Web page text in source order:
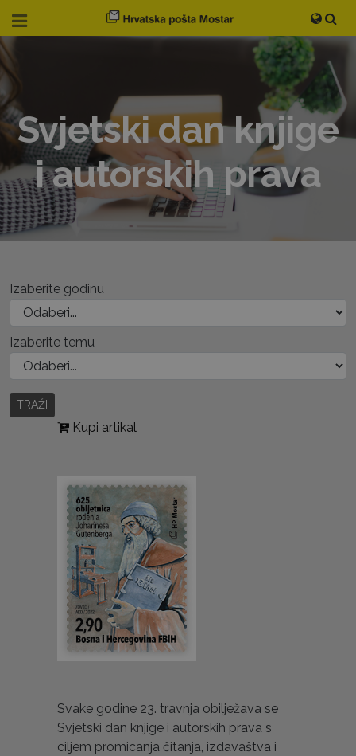
Svjetski dan knjige
i autorskih prava
Izaberite godinu
Izaberite temu
TRAŽI
Kupi artikal
Svake godine 23. travnja obilježava se
Svjetski dan knjige i autorskih prava s
ciljem promicanja čitanja, izdavaštva i